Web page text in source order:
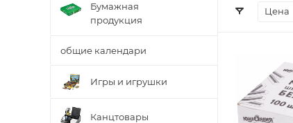
Цена
Бумажная
продукция
общие календари
Игры и игрушки
Канцтовары